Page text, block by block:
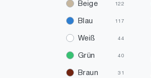
Beige 122
Blau 117
Weiß 44
Grün 40
Braun 31